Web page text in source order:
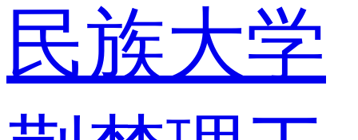
民族大学